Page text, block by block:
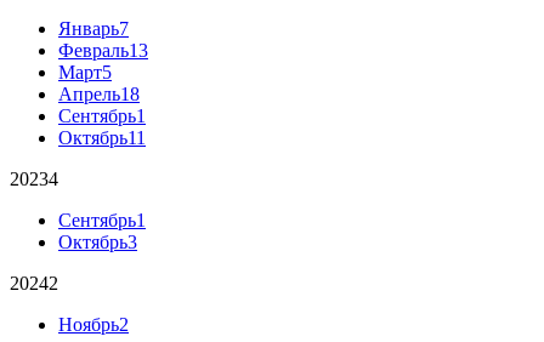
Январь7
Февраль13
Март5
Апрель18
Сентябрь1
Октябрь11
20234
Сентябрь1
Октябрь3
20242
Ноябрь2